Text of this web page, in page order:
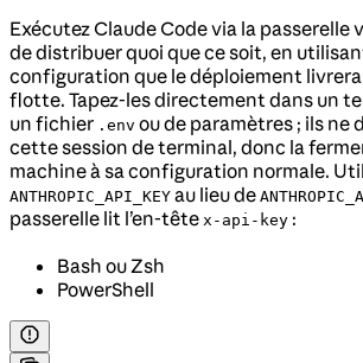
Exécutez Claude Code via la passerelle
de distribuer quoi que ce soit, en
configuration que le déploiement livrera
flotte. Tapez-les directement dans un
un fichier .env ou de paramètres ; ils ne
cette session de terminal, donc la
machine à sa configuration normale.
ANTHROPIC_API_KEY au lieu de
passerelle lit l’en-tête x-api-key :
Bash ou Zsh
PowerShell